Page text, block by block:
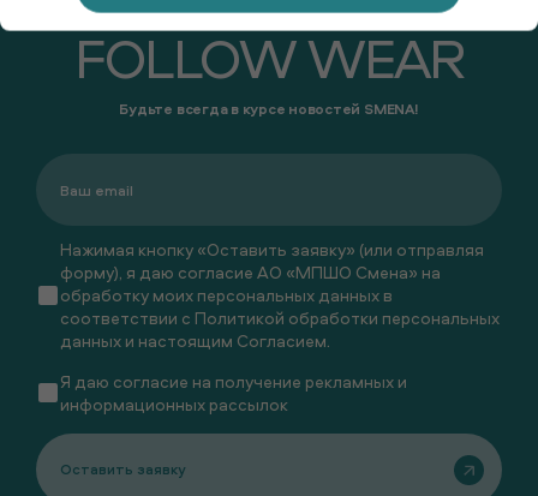
FOLLOW WEAR
Будьте всегда в курсе новостей SMENA!
Нажимая кнопку «Оставить заявку» (или отправляя
форму), я даю согласие АО «МПШО Смена» на
обработку моих персональных данных в
соответствии с Политикой обработки персональных
данных и настоящим Согласием.
Я даю согласие на получение рекламных и
информационных рассылок
Оставить заявку